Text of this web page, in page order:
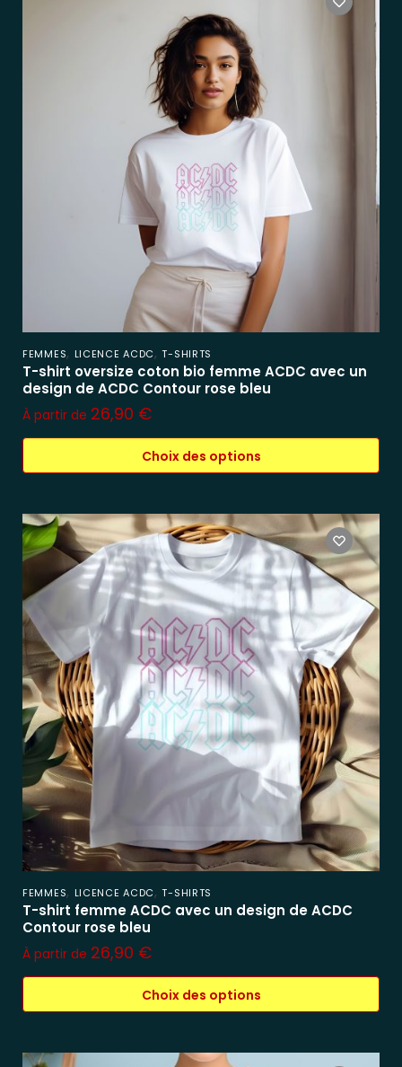
FEMMES, LICENCE ACDC,T-SHIRTS
T-shirt oversize coton bio femme ACDC avec un
design de ACDC Contour rose bleu
À partir de 26,90 €
Choix des options
FEMMES, LICENCE ACDC,T-SHIRTS
T-shirt femme ACDC avec un design de ACDC
Contour rose bleu
À partir de 26,90 €
Choix des options